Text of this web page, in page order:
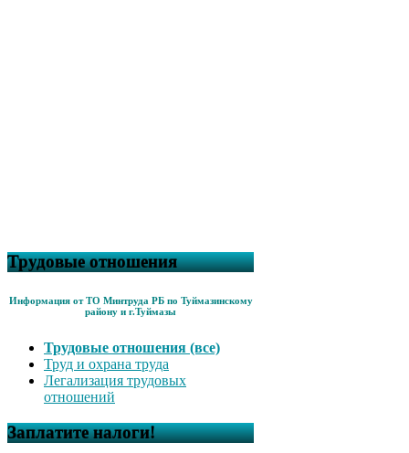
Трудовые отношения
Информация от ТО Минтруда РБ по Туймазинскому
району и г.Туймазы
Трудовые отношения (все)
Труд и охрана труда
Легализация трудовых
отношений
Заплатите налоги!